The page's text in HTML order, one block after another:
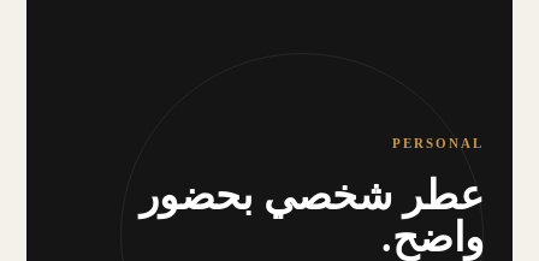
PERSONAL
عطر شخصي بحضور
واضح.